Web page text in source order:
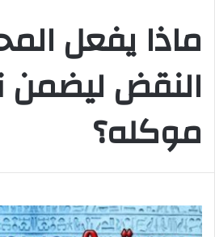
ماذا يفعل
النقض ليضمن
موكله؟